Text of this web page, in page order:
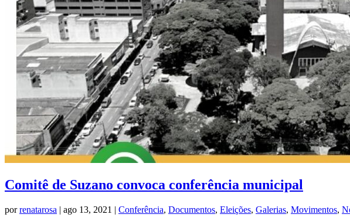
Comitê de Suzano convoca conferência municipal
porrenatarosa | ago 13, 2021 | Conferência, Documentos, Eleições, Galerias, Movimentos,